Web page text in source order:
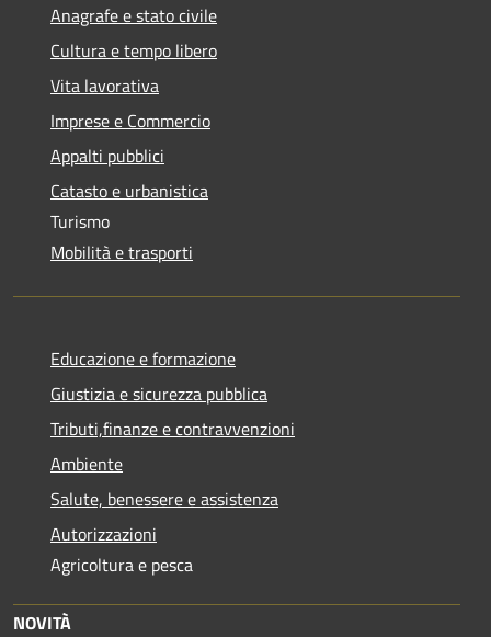
Anagrafe e stato civile
Cultura e tempo libero
Vita lavorativa
Imprese e Commercio
Appalti pubblici
Catasto e urbanistica
Turismo
Mobilità e trasporti
Educazione e formazione
Giustizia e sicurezza pubblica
Tributi,finanze e contravvenzioni
Ambiente
Salute, benessere e assistenza
Autorizzazioni
Agricoltura e pesca
NOVITÀ